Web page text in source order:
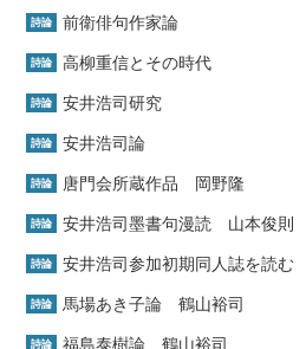
詩論 前衛俳句作家論
詩論 高柳重信とその時代
詩論 安井浩司研究
詩論 安井浩司論
詩論 唐門会所蔵作品 岡野隆
詩論 安井浩司墨書句漫読 山本俊則
詩論 安井浩司参加初期同人誌を読
詩論 馬場あき子論 鶴山裕司
詩論